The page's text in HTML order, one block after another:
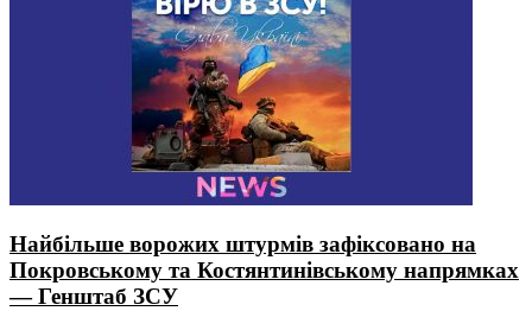
Найбільше ворожих штурмів зафіксовано на
Покровському та Костянтинівському напрямках
— Генштаб ЗСУ